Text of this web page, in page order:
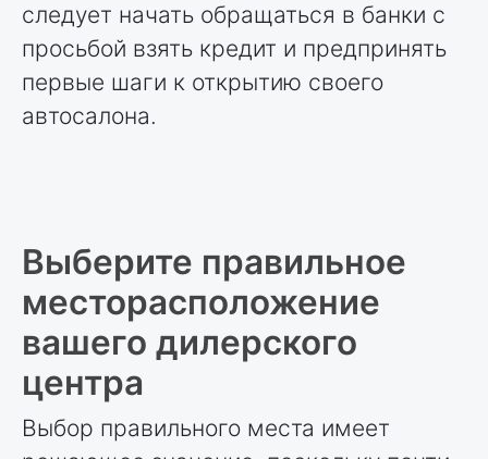
следует начать обращаться в банки с
просьбой взять кредит и предпринять
первые шаги к открытию своего
автосалона.
Выберите правильное
месторасположение
вашего дилерского
центра
Выбор правильного места имеет